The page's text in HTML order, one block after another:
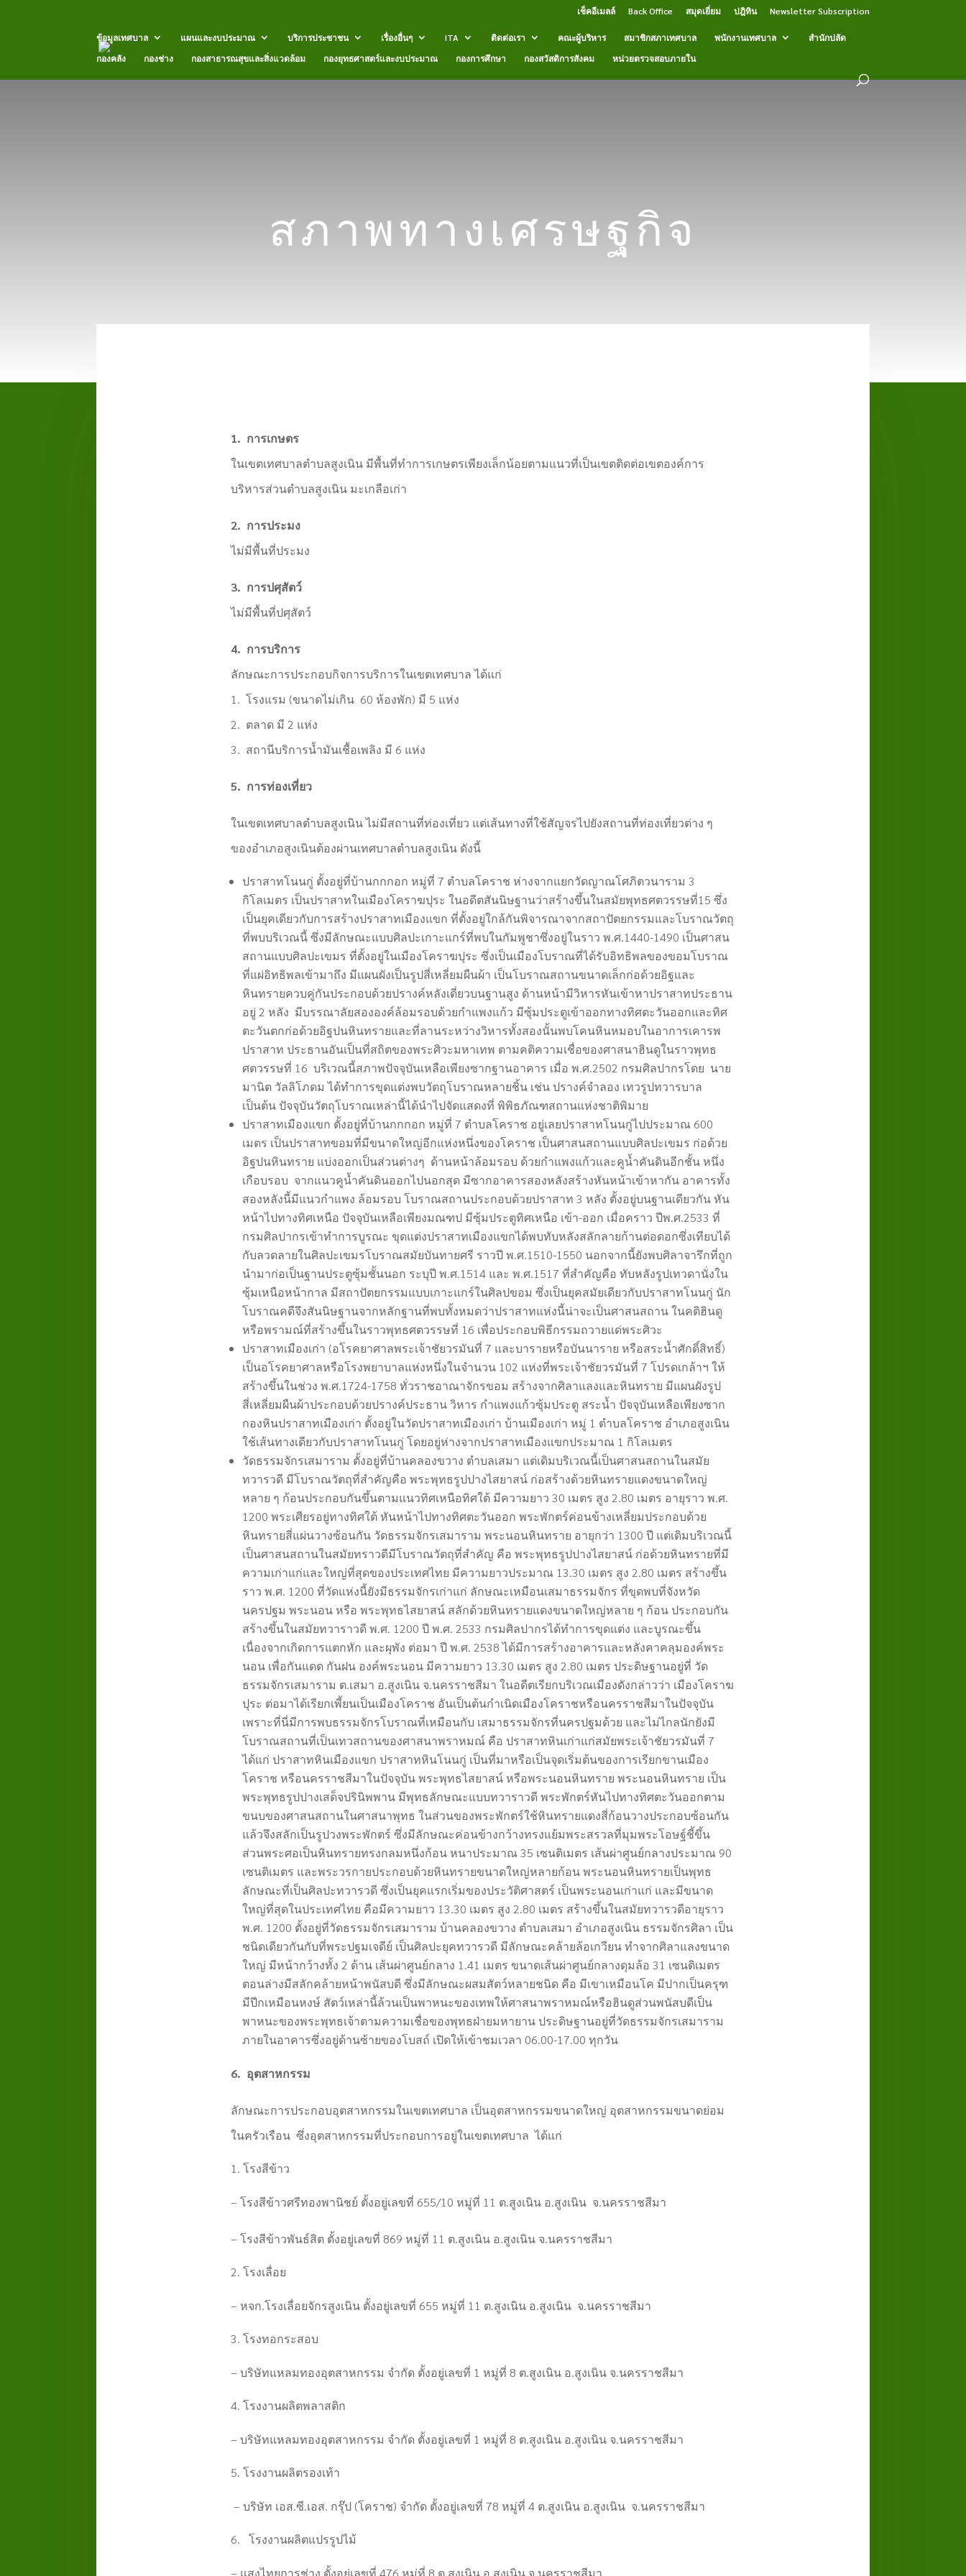
เช็คอีเมลล์ Back Office สมุดเยี่ยม ปฎิทิน Newsletter Subscription
ข้อมูลเทศบาล แผนและงบประมาณ บริการประชาชน เรื่องอื่นๆ ITA ติดต่อเรา คณะผู้บริหาร สมาชิกสภาเทศบาล พนักงานเทศบาล
สำนักปลัด
กองคลัง
กองช่าง กองสาธารณสุขและสิ่งแวดล้อม กองยุทธศาสตร์และงบประมาณ กองการศึกษา กองสวัสดิการสังคม หน่วยตรวจสอบภายใน
สภาพทางเศรษฐกิจ
1. การเกษตร
ในเขตเทศบาลตำบลสูงเนิน มีพื้นที่ทำการเกษตรเพียงเล็กน้อยตามแนวที่เป็นเขตติดต่อเขตองค์การ
บริหารส่วนตำบลสูงเนิน มะเกลือเก่า
2. การประมง
ไม่มีพื้นที่ประมง
3. การปศุสัตว์
ไม่มีพื้นที่ปศุสัตว์
4. การบริการ
ลักษณะการประกอบกิจการบริการในเขตเทศบาล ได้แก่
1. โรงแรม (ขนาดไม่เกิน 60 ห้องพัก) มี 5 แห่ง
2. ตลาด มี 2 แห่ง
3. สถานีบริการน้ำมันเชื้อเพลิง มี 6 แห่ง
5. การท่องเที่ยว
ในเขตเทศบาลตำบลสูงเนิน ไม่มีสถานที่ท่องเที่ยว แต่เส้นทางที่ใช้สัญจรไปยังสถานที่ท่องเที่ยวต่าง ๆ
ของอำเภอสูงเนินต้องผ่านเทศบาลตำบลสูงเนิน ดังนี้
ปราสาทโนนกู่ ตั้งอยู่ที่บ้านกกกอก หมู่ที่ 7 ตำบลโคราช ห่างจากแยกวัดญาณโศภิตวนาราม 3
กิโลเมตร เป็นปราสาทในเมืองโคราฆปุระ ในอดีตสันนิษฐานว่าสร้างขึ้นในสมัยพุทธศตวรรษที่15 ซึ่ง
เป็นยุคเดียวกับการสร้างปราสาทเมืองแขก ที่ตั้งอยู่ใกล้กันพิจารณาจากสถาปัตยกรรมและโบราณวัตถุ
ที่พบบริเวณนี้ ซึ่งมีลักษณะแบบศิลปะเกาะแกร์ที่พบในกัมพูชาซึ่งอยู่ในราว พ.ศ.1440-1490 เป็นศาสน
สถานแบบศิลปะเขมร ที่ตั้งอยู่ในเมืองโคราฆปุระ ซึ่งเป็นเมืองโบราณที่ได้รับอิทธิพลของขอมโบราณ
ที่แผ่อิทธิพลเข้ามาถึง มีแผนผังเป็นรูปสี่เหลี่ยมผืนผ้า เป็นโบราณสถานขนาดเล็กก่อด้วยอิฐและ
หินทรายควบคู่กันประกอบด้วยปรางค์หลังเดี่ยวบนฐานสูง ด้านหน้ามีวิหารหันเข้าหาปราสาทประธาน
อยู่ 2 หลัง มีบรรณาลัยสององค์ล้อมรอบด้วยกำแพงแก้ว มีซุ้มประตูเข้าออกทางทิศตะวันออกและทิศ
ตะวันตกก่อด้วยอิฐปนหินทรายและที่ลานระหว่างวิหารทั้งสองนั้นพบโคนหินหมอบในอาการเคารพ
ปราสาท ประธานอันเป็นที่สถิตของพระศิวะมหาเทพ ตามคติความเชื่อของศาสนาฮินดูในราวพุทธ
ศตวรรษที่ 16 บริเวณนี้สภาพปัจจุบันเหลือเพียงซากฐานอาคาร เมื่อ พ.ศ.2502 กรมศิลปากรโดย นาย
มานิต วัลลิโภดม ได้ทำการขุดแต่งพบวัตถุโบราณหลายชิ้น เช่น ปรางค์จำลอง เทวรูปทวารบาล
เป็นต้น ปัจจุบันวัตถุโบราณเหล่านี้ได้นำไปจัดแสดงที่ พิพิธภัณฑสถานแห่งชาติพิมาย
ปราสาทเมืองแขก ตั้งอยู่ที่บ้านกกกอก หมู่ที่ 7 ตำบลโคราช อยู่เลยปราสาทโนนกู่ไปประมาณ 600
เมตร เป็นปราสาทขอมที่มีขนาดใหญ่อีกแห่งหนึ่งของโคราช เป็นศาสนสถานแบบศิลปะเขมร ก่อด้วย
อิฐปนหินทราย แบ่งออกเป็นส่วนต่างๆ ด้านหน้าล้อมรอบ ด้วยกำแพงแก้วและคูน้ำคันดินอีกชั้น หนึ่ง
เกือบรอบ จากแนวคูน้ำคันดินออกไปนอกสุด มีซากอาคารสองหลังสร้างหันหน้าเข้าหากัน อาคารทั้ง
สองหลังนี้มีแนวกำแพง ล้อมรอบ โบราณสถานประกอบด้วยปราสาท 3 หลัง ตั้งอยู่บนฐานเดียวกัน หัน
หน้าไปทางทิศเหนือ ปัจจุบันเหลือเพียงมณฑป มีซุ้มประตูทิศเหนือ เข้า-ออก เมื่อคราว ปีพ.ศ.2533 ที่
กรมศิลปากรเข้าทำการบูรณะ ขุดแต่งปราสาทเมืองแขกได้พบทับหลังสลักลายก้านต่อดอกซึ่งเทียบได้
กับลวดลายในศิลปะเขมรโบราณสมัยบันทายศรี ราวปี พ.ศ.1510-1550 นอกจากนี้ยังพบศิลาจารึกที่ถูก
นำมาก่อเป็นฐานประตูซุ้มชั้นนอก ระบุปี พ.ศ.1514 และ พ.ศ.1517 ที่สำคัญคือ ทับหลังรูปเทวดานั่งใน
ซุ้มเหนือหน้ากาล มีสถาปัตยกรรมแบบเกาะแกร์ในศิลปขอม ซึ่งเป็นยุคสมัยเดียวกับปราสาทโนนกู่ นัก
โบราณคดีจึงสันนิษฐานจากหลักฐานที่พบทั้งหมดว่าปราสาทแห่งนี้น่าจะเป็นศาสนสถาน ในคติฮินดู
หรือพรามณ์ที่สร้างขึ้นในราวพุทธศตวรรษที่ 16 เพื่อประกอบพิธีกรรมถวายแด่พระศิวะ
ปราสาทเมืองเก่า (อโรคยาศาลพระเจ้าชัยวรมันที่ 7 และบารายหรือบันนาราย หรือสระน้ำศักดิ์สิทธิ์)
เป็นอโรคยาศาลหรือโรงพยาบาลแห่งหนึ่งในจำนวน 102 แห่งที่พระเจ้าชัยวรมันที่ 7 โปรดเกล้าฯ ให้
สร้างขึ้นในช่วง พ.ศ.1724-1758 ทั่วราชอาณาจักรขอม สร้างจากศิลาแลงและหินทราย มีแผนผังรูป
สี่เหลี่ยมผืนผ้าประกอบด้วยปรางค์ประธาน วิหาร กำแพงแก้วซุ้มประตู สระน้ำ ปัจจุบันเหลือเพียงซาก
กองหินปราสาทเมืองเก่า ตั้งอยู่ในวัดปราสาทเมืองเก่า บ้านเมืองเก่า หมู่ 1 ตำบลโคราช อำเภอสูงเนิน
ใช้เส้นทางเดียวกับปราสาทโนนกู่ โดยอยู่ห่างจากปราสาทเมืองแขกประมาณ 1 กิโลเมตร
วัดธรรมจักรเสมาราม ตั้งอยู่ที่บ้านคลองขวาง ตำบลเสมา แต่เดิมบริเวณนี้เป็นศาสนสถานในสมัย
ทวารวดี มีโบราณวัตถุที่สำคัญคือ พระพุทธรูปปางไสยาสน์ ก่อสร้างด้วยหินทรายแดงขนาดใหญ่
หลาย ๆ ก้อนประกอบกันขึ้นตามแนวทิศเหนือทิศใต้ มีความยาว 30 เมตร สูง 2.80 เมตร อายุราว พ.ศ.
1200 พระเศียรอยู่ทางทิศใต้ หันหน้าไปทางทิศตะวันออก พระพักตร์ค่อนข้างเหลี่ยมประกอบด้วย
หินทรายสี่แผ่นวางซ้อนกัน วัดธรรมจักรเสมาราม พระนอนหินทราย อายุกว่า 1300 ปี แต่เดิมบริเวณนี้
เป็นศาสนสถานในสมัยทราวดีมีโบราณวัตถุที่สำคัญ คือ พระพุทธรูปปางไสยาสน์ ก่อด้วยหินทรายที่มี
ความเก่าแก่และใหญ่ที่สุดของประเทศไทย มีความยาวประมาณ 13.30 เมตร สูง 2.80 เมตร สร้างขึ้น
ราว พ.ศ. 1200 ที่วัดแห่งนี้ยังมีธรรมจักรเก่าแก่ ลักษณะเหมือนเสมาธรรมจักร ที่ขุดพบที่จังหวัด
นครปฐม พระนอน หรือ พระพุทธไสยาสน์ สลักด้วยหินทรายแดงขนาดใหญ่หลาย ๆ ก้อน ประกอบกัน
สร้างขึ้นในสมัยทวาราวดี พ.ศ. 1200 ปี พ.ศ. 2533 กรมศิลปากรได้ทำการขุดแต่ง และบูรณะขึ้น
เนื่องจากเกิดการแตกหัก และผุพัง ต่อมา ปี พ.ศ. 2538ได้มีการสร้างอาคารและหลังคาคลุมองค์พระ
นอน เพื่อกันแดด กันฝน องค์พระนอน มีความยาว 13.30 เมตร สูง 2.80 เมตร ประดิษฐานอยู่ที่ วัด
ธรรมจักรเสมาราม ต.เสมา อ.สูงเนิน จ.นครราชสีมา ในอดีตเรียกบริเวณเมืองดังกล่าวว่า เมืองโคราฆ
ปุระ ต่อมาได้เรียกเพี้ยนเป็นเมืองโคราช อันเป็นต้นกำเนิดเมืองโคราชหรือนครราชสีมาในปัจจุบัน
เพราะที่นี่มีการพบธรรมจักรโบราณที่เหมือนกับ เสมาธรรมจักรที่นครปฐมด้วย และไม่ไกลนักยังมี
โบราณสถานที่เป็นเทวสถานของศาสนาพราหมณ์ คือ ปราสาทหินเก่าแก่สมัยพระเจ้าชัยวรมันที่ 7
ได้แก่ ปราสาทหินเมืองแขก ปราสาทหินโนนกู่ เป็นที่มาหรือเป็นจุดเริ่มต้นของการเรียกขานเมือง
โคราช หรือนครราชสีมาในปัจจุบัน พระพุทธไสยาสน์ หรือพระนอนหินทราย พระนอนหินทราย เป็น
พระพุทธรูปปางเสด็จปรินิพพาน มีพุทธลักษณะแบบทวาราวดี พระพักตร์หันไปทางทิศตะวันออกตาม
ขนบของศาสนสถานในศาสนาพุทธ ในส่วนของพระพักตร์ใช้หินทรายแดงสี่ก้อนวางประกอบซ้อนกัน
แล้วจึงสลักเป็นรูปวงพระพักตร์ ซึ่งมีลักษณะค่อนข้างกว้างทรงแย้มพระสรวลที่มุมพระโอษฐ์ชี้ขึ้น
ส่วนพระศอเป็นหินทรายทรงกลมหนึ่งก้อน หนาประมาณ35 เซนติเมตร เส้นผ่าศูนย์กลางประมาณ 90
เซนติเมตร และพระวรกายประกอบด้วยหินทรายขนาดใหญ่หลายก้อน พระนอนหินทรายเป็นพุทธ
ลักษณะที่เป็นศิลปะทวารวดี ซึ่งเป็นยุคแรกเริ่มของประวัติศาสตร์ เป็นพระนอนเก่าแก่ และมีขนาด
ใหญ่ที่สุดในประเทศไทย คือมีความยาว 13.30 เมตร สูง 2.80 เมตร สร้างขึ้นในสมัยทวารวดีอายุราว
พ.ศ. 1200 ตั้งอยู่ที่วัดธรรมจักรเสมาราม บ้านคลองขวาง ตำบลเสมา อำเภอสูงเนิน ธรรมจักรศิลา เป็น
ชนิดเดียวกันกับที่พระปฐมเจดีย์ เป็นศิลปะยุคทวารวดี มีลักษณะคล้ายล้อเกวียน ทำจากศิลาแลงขนาด
ใหญ่ มีหน้ากว้างทั้ง 2 ด้าน เส้นผ่าศูนย์กลาง 1.41 เมตร ขนาดเส้นผ่าศูนย์กลางดุมล้อ 31 เซนติเมตร
ตอนล่างมีสลักคล้ายหน้าพนัสบดี ซึ่งมีลักษณะผสมสัตว์หลายชนิด คือ มีเขาเหมือนโค มีปากเป็นครุฑ
มีปีกเหมือนหงษ์ สัตว์เหล่านี้ล้วนเป็นพาหนะของเทพให้ศาสนาพราหมณ์หรือฮินดูส่วนพนัสบดีเป็น
พาหนะของพระพุทธเจ้าตามความเชื่อของพุทธฝ่ายมหายาน ประดิษฐานอยู่ที่วัดธรรมจักรเสมาราม
ภายในอาคารซึ่งอยู่ด้านซ้ายของโบสถ์ เปิดให้เข้าชมเวลา 06.00-17.00 ทุกวัน
6. อุตสาหกรรม
ลักษณะการประกอบอุตสาหกรรมในเขตเทศบาล เป็นอุตสาหกรรมขนาดใหญ่ อุตสาหกรรมขนาดย่อม
ในครัวเรือน ซึ่งอุตสาหกรรมที่ประกอบการอยู่ในเขตเทศบาล ได้แก่
โรงสีข้าว
– โรงสีข้าวศรีทองพานิชย์ ตั้งอยู่เลขที่ 655/10 หมู่ที่ 11 ต.สูงเนิน อ.สูงเนิน จ.นครราชสีมา
– โรงสีข้าวพันธ์สิต ตั้งอยู่เลขที่ 869 หมู่ที่ 11 ต.สูงเนิน อ.สูงเนิน จ.นครราชสีมา
โรงเลื่อย
– หจก.โรงเลื่อยจักรสูงเนิน ตั้งอยู่เลขที่ 655 หมู่ที่ 11 ต.สูงเนิน อ.สูงเนิน จ.นครราชสีมา
โรงทอกระสอบ
– บริษัทแหลมทองอุตสาหกรรม จำกัด ตั้งอยู่เลขที่ 1 หมู่ที่ 8 ต.สูงเนิน อ.สูงเนิน จ.นครราชสีมา
โรงงานผลิตพลาสติก
– บริษัทแหลมทองอุตสาหกรรม จำกัด ตั้งอยู่เลขที่ 1 หมู่ที่ 8 ต.สูงเนิน อ.สูงเนิน จ.นครราชสีมา
โรงงานผลิตรองเท้า
– บริษัท เอส.ซี.เอส. กรุ๊ป (โคราช) จำกัด ตั้งอยู่เลขที่ 78 หมู่ที่ 4 ต.สูงเนิน อ.สูงเนิน จ.นครราชสีมา
โรงงานผลิตแปรรูปไม้